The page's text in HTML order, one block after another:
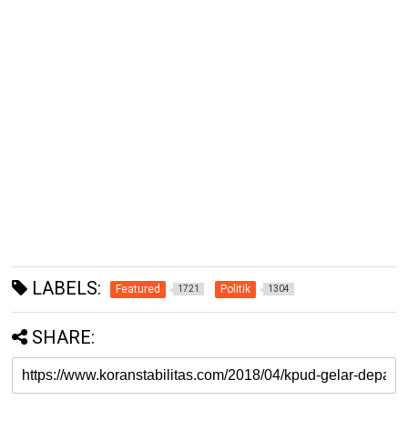
LABELS: Featured 1721 Politik 1304
SHARE: